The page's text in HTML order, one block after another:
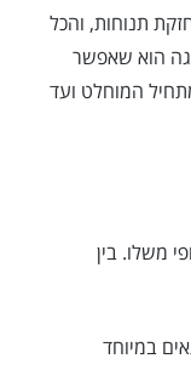
תנוחות, והכל
הוא שאפשר
המוחלט ועד
משלו. בין
במיוחד